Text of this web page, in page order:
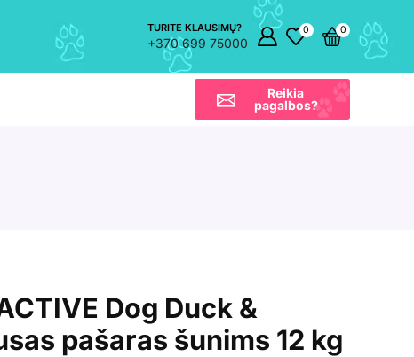
TURITE KLAUSIMŲ?
+370 699 75000
0 0
Reikia
pagalbos?
Dog Duck &
pašaras šunims 12 kg